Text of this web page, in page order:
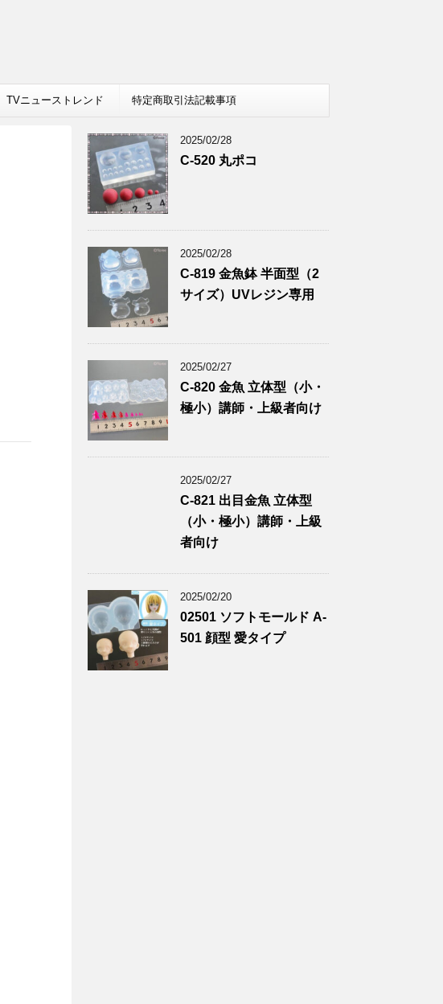
TVニューストレンド 特定商取引法記載事項
2025/02/28
C-520 丸ポコ
2025/02/28
C-819 金魚鉢 半面型（2
サイズ）UVレジン専用
2025/02/27
C-820 金魚 立体型（小・
極小）講師・上級者向け
2025/02/27
C-821 出目金魚 立体型
（小・極小）講師・上級
者向け
2025/02/20
02501 ソフトモールド A-
501 顔型 愛タイプ